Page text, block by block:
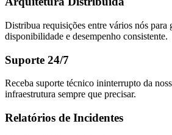
Distribua requisições entre vários nós para
disponibilidade e desempenho consistente.
Suporte 24/7
Receba suporte técnico ininterrupto da
infraestrutura sempre que precisar.
Relatórios de Incidentes